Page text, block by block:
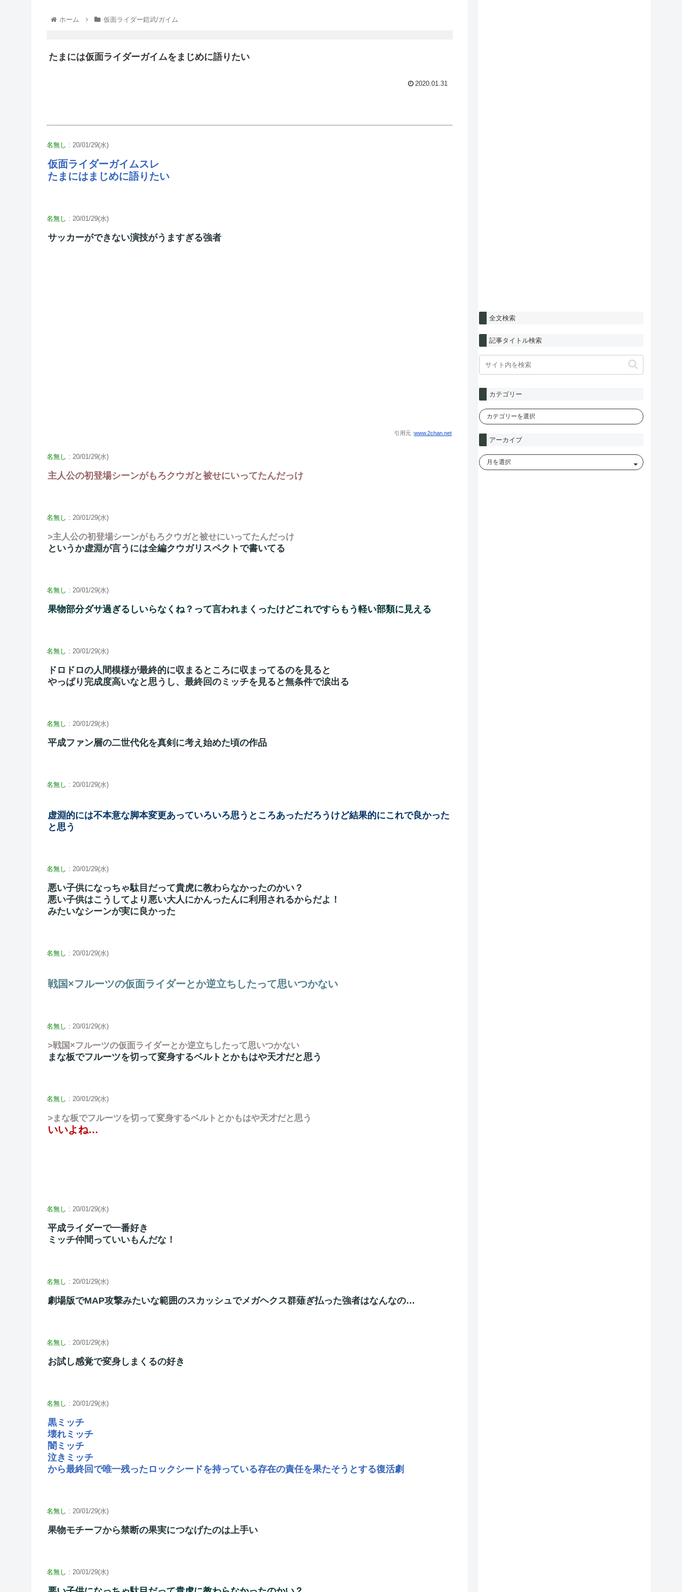
ホーム 仮面ライダー鎧武/ガイム
たまには仮面ライダーガイムをまじめに語りたい
2020.01.31
名無し : 20/01/29(水)
仮面ライダーガイムスレ
たまにはまじめに語りたい
名無し : 20/01/29(水)
サッカーができない演技がうますぎる強者
引用元 :www.2chan.net
名無し : 20/01/29(水)
主人公の初登場シーンがもろクウガと被せにいってたんだっけ
名無し : 20/01/29(水)
>主人公の初登場シーンがもろクウガと被せにいってたんだっけ
というか虚淵が言うには全編クウガリスペクトで書いてる
名無し : 20/01/29(水)
果物部分ダサ過ぎるしいらなくね？って言われまくったけどこれですらもう軽い部類に見える
名無し : 20/01/29(水)
ドロドロの人間模様が最終的に収まるところに収まってるのを見ると
やっぱり完成度高いなと思うし、最終回のミッチを見ると無条件で涙出る
名無し : 20/01/29(水)
平成ファン層の二世代化を真剣に考え始めた頃の作品
名無し : 20/01/29(水)
虚淵的には不本意な脚本変更あっていろいろ思うところあっただろうけど結果的にこれで良かった
と思う
名無し : 20/01/29(水)
悪い子供になっちゃ駄目だって貴虎に教わらなかったのかい？
悪い子供はこうしてより悪い大人にかんったんに利用されるからだよ！
みたいなシーンが実に良かった
名無し : 20/01/29(水)
戦国×フルーツの仮面ライダーとか逆立ちしたって思いつかない
名無し : 20/01/29(水)
>戦国×フルーツの仮面ライダーとか逆立ちしたって思いつかない
まな板でフルーツを切って変身するベルトとかもはや天才だと思う
名無し : 20/01/29(水)
>まな板でフルーツを切って変身するベルトとかもはや天才だと思う
いいよね…
名無し : 20/01/29(水)
平成ライダーで一番好き
ミッチ仲間っていいもんだな！
名無し : 20/01/29(水)
劇場版でMAP攻撃みたいな範囲のスカッシュでメガヘクス群薙ぎ払った強者はなんなの…
名無し : 20/01/29(水)
お試し感覚で変身しまくるの好き
名無し : 20/01/29(水)
黒ミッチ
壊れミッチ
闇ミッチ
泣きミッチ
から最終回で唯一残ったロックシードを持っている存在の責任を果たそうとする復活劇
名無し : 20/01/29(水)
果物モチーフから禁断の果実につなげたのは上手い
名無し : 20/01/29(水)
全文検索
記事タイトル検索
カテゴリー
アーカイブ